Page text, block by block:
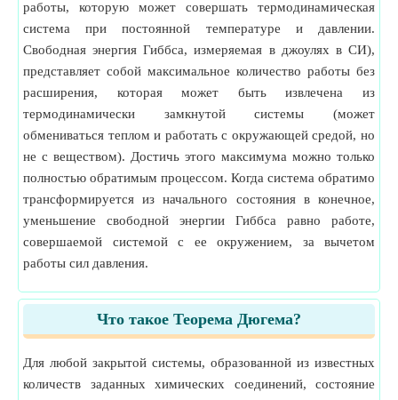
работы, которую может совершать термодинамическая
система при постоянной температуре и давлении.
Свободная энергия Гиббса, измеряемая в джоулях в СИ),
представляет собой максимальное количество работы без
расширения, которая может быть извлечена из
термодинамически замкнутой системы (может
обмениваться теплом и работать с окружающей средой, но
не с веществом). Достичь этого максимума можно только
полностью обратимым процессом. Когда система обратимо
трансформируется из начального состояния в конечное,
уменьшение свободной энергии Гиббса равно работе,
совершаемой системой с ее окружением, за вычетом
работы сил давления.
Что такое Теорема Дюгема?
Для любой закрытой системы, образованной из известных
количеств заданных химических соединений, состояние